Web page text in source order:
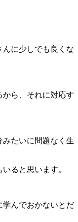
んに少しでも良くな
ら、それに対応す
みたいに問題なく生
ると思います。
学んでおかないとだ